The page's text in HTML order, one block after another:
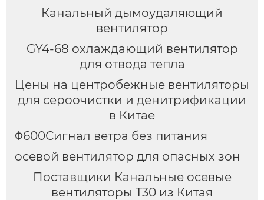
Канальный дымоудаляющий
вентилятор
GY4-68 охлаждающий вентилятор
для отвода тепла
Цены на центробежные вентиляторы
для сероочистки и денитрификации
в Китае
Φ600Сигнал ветра без питания
осевой вентилятор для опасных зон
Поставщики Канальные осевые
вентиляторы T30 из Китая